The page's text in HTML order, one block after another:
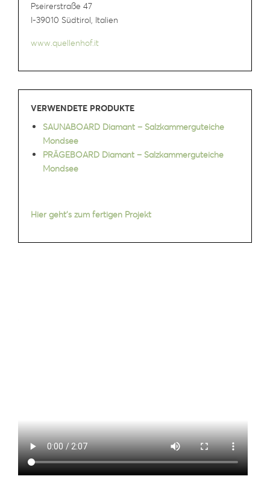
Pseirerstraße 47
I-39010 Südtirol, Italien
www.quellenhof.it
VERWENDETE PRODUKTE
SAUNABOARD Diamant – Salzkammerguteiche
Mondsee
PRÄGEBOARD Diamant – Salzkammerguteiche
Mondsee
Hier geht’s zum fertigen Projekt